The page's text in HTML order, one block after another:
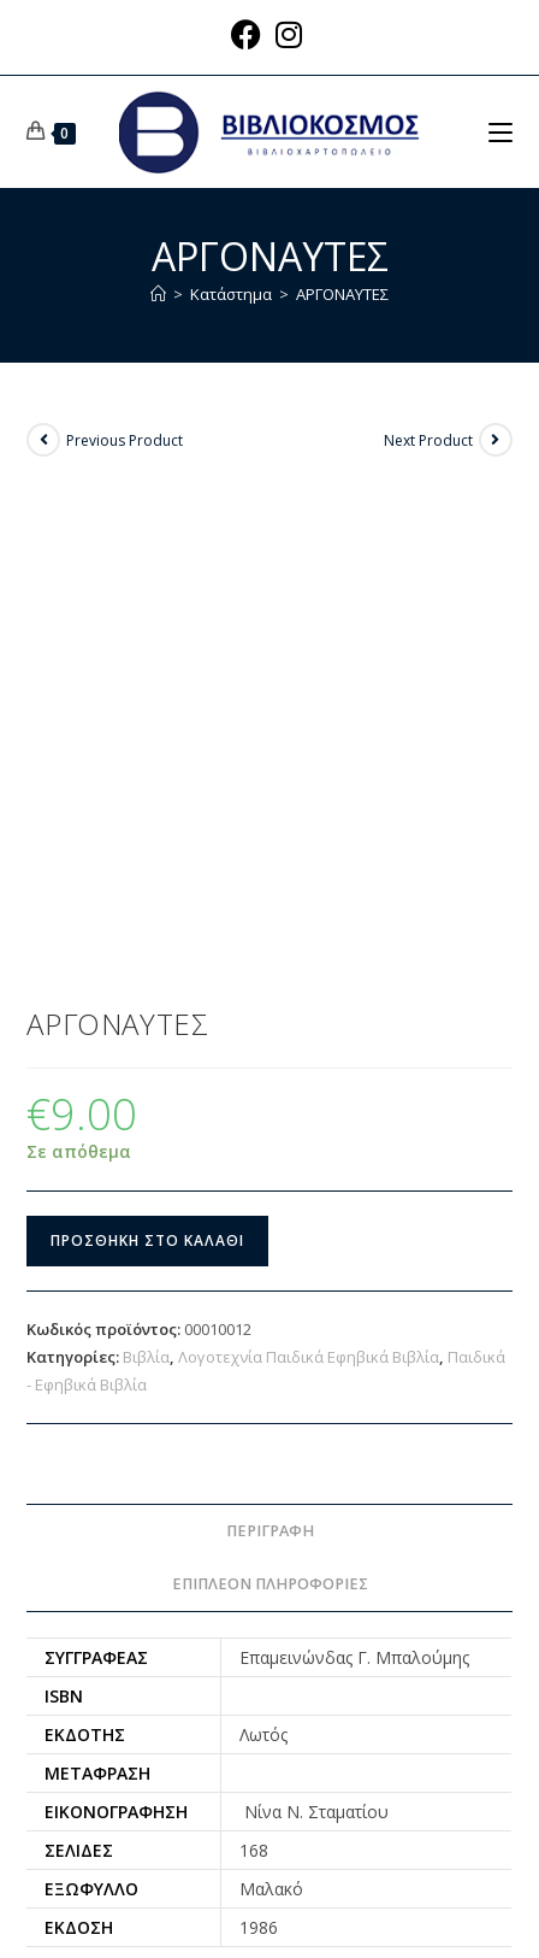
0
ΑΡΓΟΝΑΥΤΕΣ
> Κατάστημα > ΑΡΓΟΝΑΥΤΕΣ
Previous Product Next Product
ΑΡΓΟΝΑΥΤΕΣ
€9.00
Σε απόθεμα
ΠΡΟΣΘΉΚΗ ΣΤΟ ΚΑΛΆΘΙ
Κωδικός προϊόντος: 00010012
Κατηγορίες: Βιβλία,Λογοτεχνία Παιδικά Εφηβικά Βιβλία, Παιδικά
- Εφηβικά Βιβλία
ΠΕΡΙΓΡΑΦΉ
ΕΠΙΠΛΈΟΝ ΠΛΗΡΟΦΟΡΊΕΣ
ΣΥΓΓΡΑΦΈΑΣ
Επαμεινώνδας Γ. Μπαλούμης
ISBN
ΕΚΔΌΤΗΣ
Λωτός
ΜΕΤΆΦΡΑΣΗ
ΕΙΚΟΝΟΓΡΆΦΗΣΗ
Νίνα Ν. Σταματίου
ΣΕΛΊΔΕΣ
168
ΕΞΏΦΥΛΛΟ
Μαλακό
ΈΚΔΟΣΗ
1986